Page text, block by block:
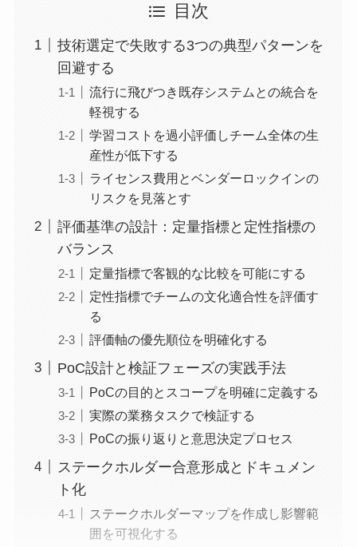
目次
技術選定で失敗する3つの典型パターンを
回避する
流行に飛びつき既存システムとの統合を
軽視する
学習コストを過小評価しチーム全体の生
産性が低下する
ライセンス費用とベンダーロックインの
リスクを見落とす
評価基準の設計：定量指標と定性指標の
バランス
定量指標で客観的な比較を可能にする
定性指標でチームの文化適合性を評価す
る
評価軸の優先順位を明確化する
PoC設計と検証フェーズの実践手法
PoCの目的とスコープを明確に定義する
実際の業務タスクで検証する
PoCの振り返りと意思決定プロセス
ステークホルダー合意形成とドキュメン
ト化
ステークホルダーマップを作成し影響範
囲を可視化する